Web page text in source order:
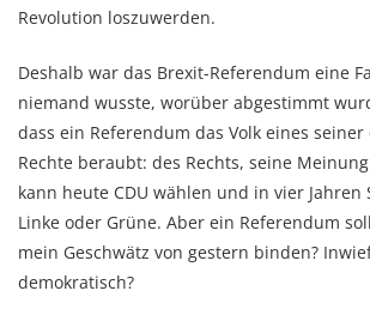
Revolution loszuwerden.
Deshalb war das Brexit-Referendum eine
niemand wusste, worüber abgestimmt
dass ein Referendum das Volk eines
Rechte beraubt: des Rechts, seine
kann heute CDU wählen und in vier Jahren
Linke oder Grüne. Aber ein Referendum
mein Geschwätz von gestern binden?
demokratisch?